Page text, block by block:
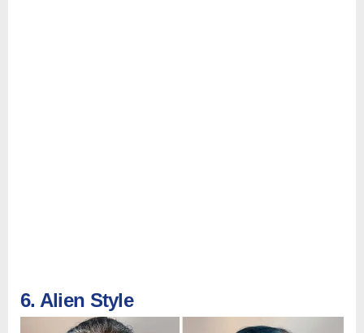
6. Alien Style